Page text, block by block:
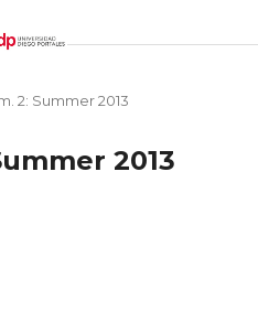
2: Summer 2013
2013